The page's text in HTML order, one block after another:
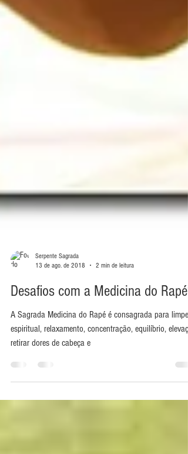
13 de ago. de 2018
2 min de leitura
Desafios com a Medicina do Rapé?
A Sagrada Medicina do Rapé é consagrada para
espiritual, relaxamento, concentração, equilíbrio,
retirar dores de cabeça e